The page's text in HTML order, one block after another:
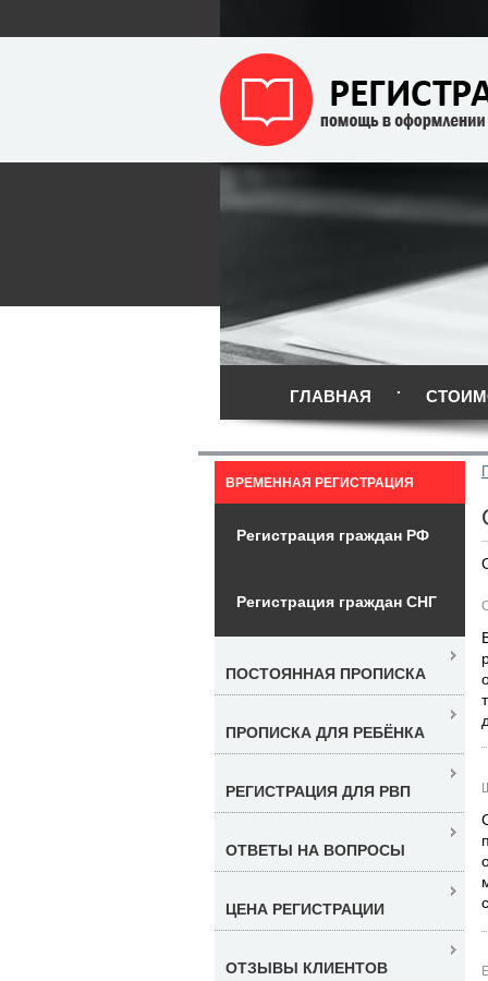
ГЛАВНАЯ
ВРЕМЕННАЯ РЕГИСТРАЦИЯ
Регистрация граждан РФ
Регистрация граждан СНГ
ПОСТОЯННАЯ ПРОПИСКА
ПРОПИСКА ДЛЯ РЕБЁНКА
РЕГИСТРАЦИЯ ДЛЯ РВП
ОТВЕТЫ НА ВОПРОСЫ
ЦЕНА РЕГИСТРАЦИИ
ОТЗЫВЫ КЛИЕНТОВ